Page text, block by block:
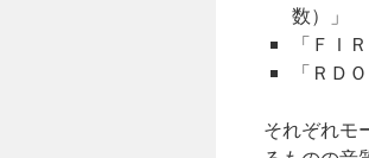
数）」
「ＦＩ
「ＲＤ
それぞれモ